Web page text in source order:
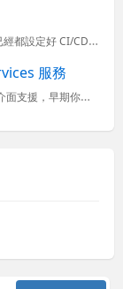
在我的 Azure DevOps Service 上面有個專案，之前已經都設定好 CI/CD 並運作正常一段時間，最近因為 Azure Subscription 有些異動，導致原本的 Azure Re
服務
Azure DevOps Services 提供相當完整的 CLI 命令列介面支援，早期你可以使用 VSTS CLI 來操作 Azure DevOps Services 與 Team Foundati